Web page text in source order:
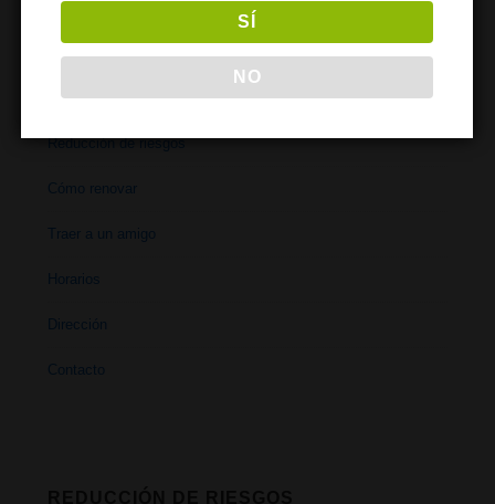
Reducción de riesgos
Cómo renovar
Traer a un amigo
Horarios
Dirección
Contacto
SÍ
NO